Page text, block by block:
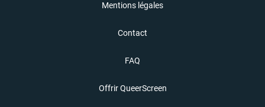
Mentions légales
Contact
FAQ
Offrir QueerScreen